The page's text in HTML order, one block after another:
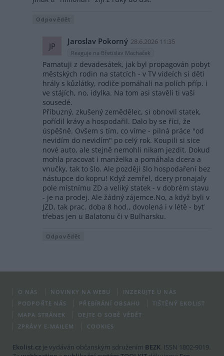
Odpovědět
JP Jaroslav Pokorný 28.6.2026 11:35
Reaguje na Břetislav Machaček
Pamatuji z devadesátek, jak byl propagován pobyt
městských rodin na statcích - v TV videích si děti
hrály s kůzlátky, rodiče pomáhali na polích příp. i
ve stájích, no, idylka. Na tom asi stavěli ti vaši
sousedé.
Příbuzný, zkušený zemědělec, si obnovil statek,
pořídil krávy a hospodařil. Dalo by se říci, že
úspěšně. Ovšem s tím, co víme - pilná práce "od
nevidím do nevidím" po celý rok. Koupili si sice
nové auto, ale stejně nemohli nikam jezdit. Dokud
mohla pracovat i manželka a pomáhala dcera a
vnučky, tak to šlo. Ale později šlo hospodaření bez
nástupce do kopru! Když zemřel, dcery pronajaly
pole místnímu ZD a veliký statek - v dobrém stavu
- je na prodej. Ale žádný zájemce.No, a když byli v
JZD, tak prac. doba 8 hod., dovolená i v létě - byť
třebas jen u Balatonu či v Bulharsku.
Odpovědět
O NÁS NOVINKY NA WEBU
INZERUJTE U NÁS
PODPOŘTE NÁS
PŘEBÍRÁNÍ OBSAHU
TIŠTĚNÝ EKOLIST
MAPA STRÁNEK
DEJTE O SOBĚ VĚDĚT
ZPRÁVY E-MAILEM
COOKIES
Ekolist.cz je vydáván občanským sdružením BEZK. ISSN 1802-9019.